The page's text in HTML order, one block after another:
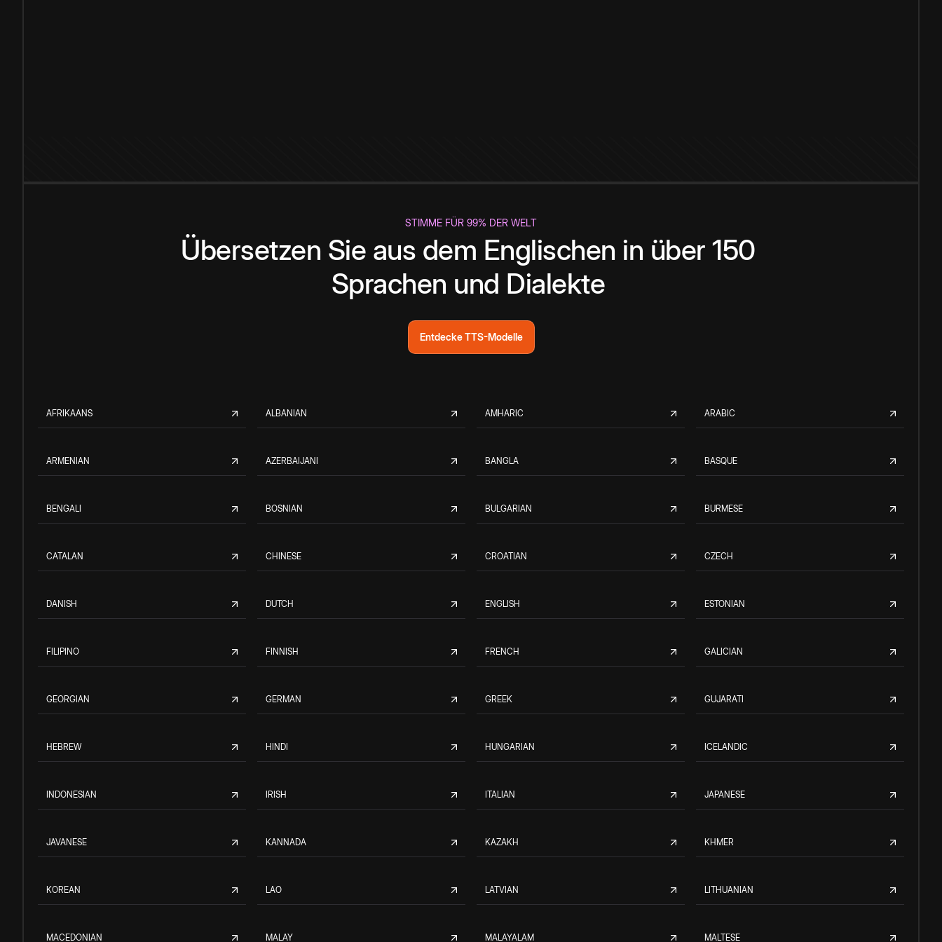
STIMME FÜR 99% DER WELT
Übersetzen Sie aus dem Englischen in über 150
Sprachen und Dialekte
Entdecke TTS-Modelle
AFRIKAANS ALBANIAN AMHARIC ARABIC
ARMENIAN AZERBAIJANI BANGLA BASQUE
BENGALI BOSNIAN BULGARIAN BURMESE
CATALAN CHINESE CROATIAN CZECH
DANISH DUTCH ENGLISH ESTONIAN
FILIPINO FINNISH FRENCH GALICIAN
GEORGIAN GERMAN GREEK GUJARATI
HEBREW HINDI HUNGARIAN ICELANDIC
INDONESIAN IRISH ITALIAN JAPANESE
JAVANESE KANNADA KAZAKH KHMER
KOREAN LAO LATVIAN LITHUANIAN
MACEDONIAN MALAY MALAYALAM MALTESE